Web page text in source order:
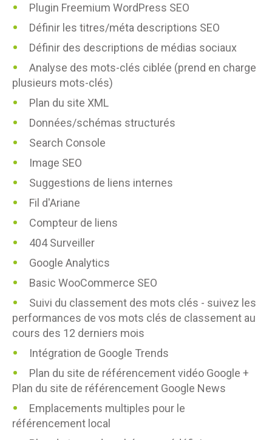
Plugin Freemium WordPress SEO
Définir les titres/méta descriptions SEO
Définir des descriptions de médias sociaux
Analyse des mots-clés ciblée (prend en charge
plusieurs mots-clés)
Plan du site XML
Données/schémas structurés
Search Console
Image SEO
Suggestions de liens internes
Fil d'Ariane
Compteur de liens
404 Surveiller
Google Analytics
Basic WooCommerce SEO
Suivi du classement des mots clés - suivez les
performances de vos mots clés de classement au
cours des 12 derniers mois
Intégration de Google Trends
Plan du site de référencement vidéo Google +
Plan du site de référencement Google News
Emplacements multiples pour le
référencement local